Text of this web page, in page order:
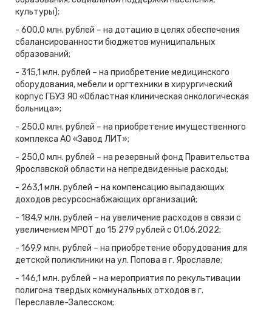
культуры);
- 600,0 млн. рублей – на дотацию в целях обеспечения
сбалансированности бюджетов муниципальных
образований;
- 315,1 млн. рублей – на приобретение медицинского
оборудования, мебели и оргтехники в хирургический
корпус ГБУЗ ЯО «Областная клиническая онкологическая
больница»;
- 250,0 млн. рублей – на приобретение имущественного
комплекса АО «Завод ЛИТ»;
- 250,0 млн. рублей – на резервный фонд Правительства
Ярославской области на непредвиденные расходы;
- 263,1 млн. рублей – на компенсацию выпадающих
доходов ресурсоснабжающих организаций;
- 184,9 млн. рублей – на увеличение расходов в связи с
увеличением МРОТ до 15 279 рублей с 01.06.2022;
- 169,9 млн. рублей – на приобретение оборудования для
детской поликлиники на ул. Попова в г. Ярославле;
- 146,1 млн. рублей – на мероприятия по рекультивации
полигона твердых коммунальных отходов в г.
Переславле-Залесском;